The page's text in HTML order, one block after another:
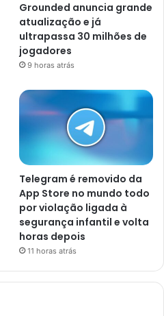
Grounded anuncia grande
atualização e já
ultrapassa 30 milhões de
jogadores
9 horas atrás
Telegram é removido da
App Store no mundo todo
por violação ligada à
segurança infantil e volta
horas depois
11 horas atrás